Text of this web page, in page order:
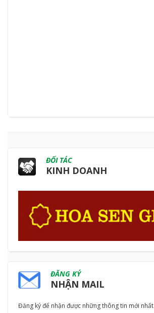
ĐỐI TÁC
KINH DOANH
ĐĂNG KÝ
NHẬN MAIL
Đăng ký để nhận được những thông tin mới nhất